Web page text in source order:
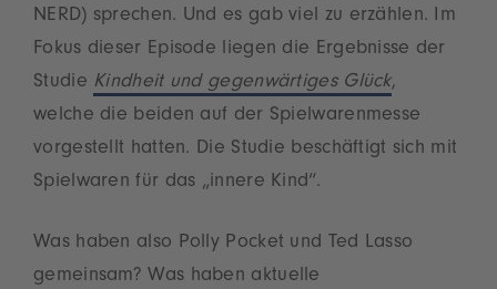
NERD) sprechen. Und es gab viel zu erzählen. Im
Fokus dieser Episode liegen die Ergebnisse der
Studie Kindheit und gegenwärtiges Glück,
welche die beiden auf der Spielwarenmesse
vorgestellt hatten. Die Studie beschäftigt sich mit
Spielwaren für das „innere Kind“.
Was haben also Polly Pocket und Ted Lasso
gemeinsam? Was haben aktuelle